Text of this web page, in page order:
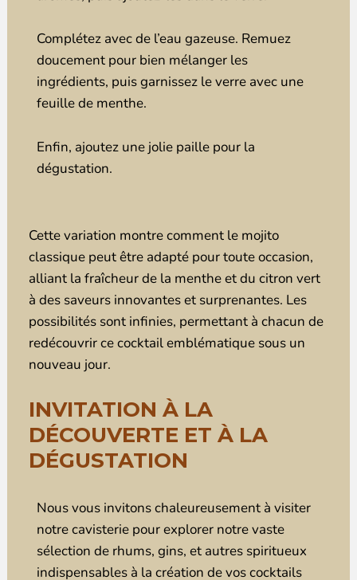
Complétez avec de l’eau gazeuse. Remuez
doucement pour bien mélanger les
ingrédients, puis garnissez le verre avec une
feuille de menthe.
Enfin, ajoutez une jolie paille pour la
dégustation.
Cette variation montre comment le mojito
classique peut être adapté pour toute occasion,
alliant la fraîcheur de la menthe et du citron vert
à des saveurs innovantes et surprenantes. Les
possibilités sont infinies, permettant à chacun de
redécouvrir ce cocktail emblématique sous un
nouveau jour.
INVITATION À LA
DÉCOUVERTE ET À LA
DÉGUSTATION
Nous vous invitons chaleureusement à visiter
notre cavisterie pour explorer notre vaste
sélection de rhums, gins, et autres spiritueux
indispensables à la création de vos cocktails